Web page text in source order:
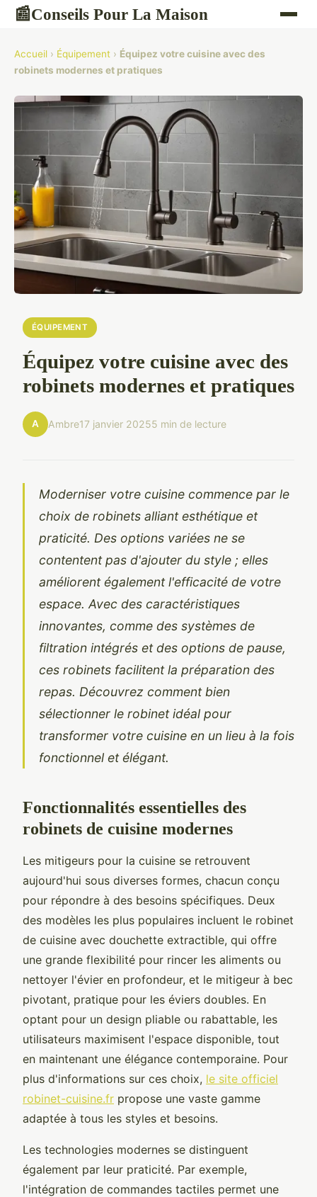
📰Conseils Pour La Maison
Accueil › Équipement › Équipez votre cuisine avec des
robinets modernes et pratiques
ÉQUIPEMENT
Équipez votre cuisine avec des
robinets modernes et pratiques
A Ambre17 janvier 20255 min de lecture
Moderniser votre cuisine commence par le
choix de robinets alliant esthétique et
praticité. Des options variées ne se
contentent pas d'ajouter du style ; elles
améliorent également l'efficacité de votre
espace. Avec des caractéristiques
innovantes, comme des systèmes de
filtration intégrés et des options de pause,
ces robinets facilitent la préparation des
repas. Découvrez comment bien
sélectionner le robinet idéal pour
transformer votre cuisine en un lieu à la fois
fonctionnel et élégant.
Fonctionnalités essentielles des
robinets de cuisine modernes
Les mitigeurs pour la cuisine se retrouvent
aujourd'hui sous diverses formes, chacun conçu
pour répondre à des besoins spécifiques. Deux
des modèles les plus populaires incluent le robinet
de cuisine avec douchette extractible, qui offre
une grande flexibilité pour rincer les aliments ou
nettoyer l'évier en profondeur, et le mitigeur à bec
pivotant, pratique pour les éviers doubles. En
optant pour un design pliable ou rabattable, les
utilisateurs maximisent l'espace disponible, tout
en maintenant une élégance contemporaine. Pour
plus d'informations sur ces choix, le site officiel
robinet-cuisine.fr propose une vaste gamme
adaptée à tous les styles et besoins.
Les technologies modernes se distinguent
également par leur praticité. Par exemple,
l'intégration de commandes tactiles permet une